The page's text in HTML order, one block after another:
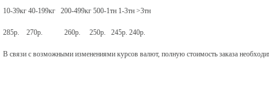
10-39кг 40-199кг 200-499кг 500-1тн 1-3тн >3тн
285р. 270р. 260р. 250р. 245р. 240р.
В связи с возможными изменениями курсов валют, полную стоимость заказа